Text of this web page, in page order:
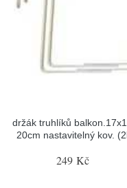
držák truhlíků
20cm nastavitelný kov.
249 Kč